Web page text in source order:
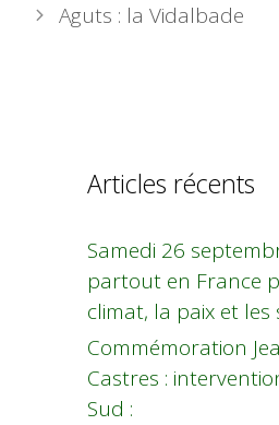
Aguts : la Vidalbade
Articles récents
Samedi 26
partout en France
climat, la paix et les
Commémoration
Castres :
Sud :